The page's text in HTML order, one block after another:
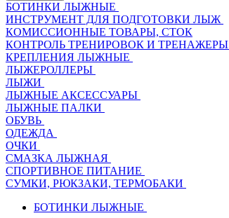
БОТИНКИ ЛЫЖНЫЕ
ИНСТРУМЕНТ ДЛЯ ПОДГОТОВКИ ЛЫЖ
КОМИССИОННЫЕ ТОВАРЫ, СТОК
КОНТРОЛЬ ТРЕНИРОВОК И ТРЕНАЖЕРЫ
КРЕПЛЕНИЯ ЛЫЖНЫЕ
ЛЫЖЕРОЛЛЕРЫ
ЛЫЖИ
ЛЫЖНЫЕ АКСЕССУАРЫ
ЛЫЖНЫЕ ПАЛКИ
ОБУВЬ
ОДЕЖДА
ОЧКИ
СМАЗКА ЛЫЖНАЯ
СПОРТИВНОЕ ПИТАНИЕ
СУМКИ, РЮКЗАКИ, ТЕРМОБАКИ
БОТИНКИ ЛЫЖНЫЕ